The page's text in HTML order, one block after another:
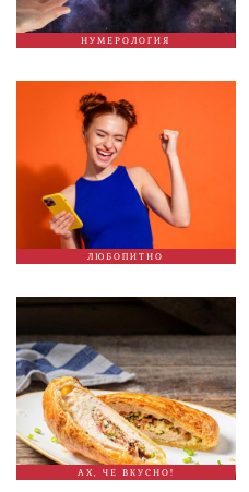
НУМЕРОЛОГИЯ
ЛЮБОПИТНО
АХ, ЧЕ ВКУСНО!